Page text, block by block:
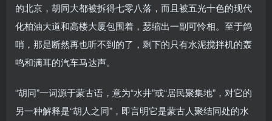
的北京，胡同大都被拆得七零八落，而且被五光十色的现代
化柏油大道和高楼大厦包围着，瑟缩出一副可怜相。至于鸽
哨，那是断然再也听不到的了，剩下的只有水泥搅拌机的轰
鸣和满耳的汽车马达声。
“胡同”一词源于蒙古语，意为“水井”或“居民聚集地”，对它的
另一种解释是“胡人之同”，即言明它是蒙古人聚结同处的水